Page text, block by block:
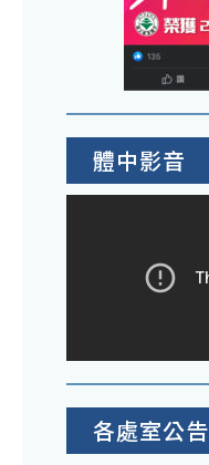
體中影音
各處室公告